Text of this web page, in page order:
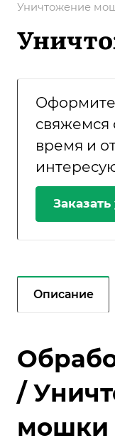
Уничтожение
Оформите
время и
Заказать
Описание
/
мошки